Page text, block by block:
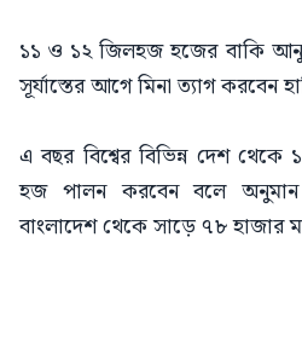
১১ ও ১২ জিলহজ হজের বাকি
সূর্যাস্তের আগে মিনা ত্যাগ করবেন
এ বছর বিশ্বের বিভিন্ন দেশ
হজ পালন করবেন বলে অনুমান
বাংলাদেশ থেকে সাড়ে ৭৮ হাজার